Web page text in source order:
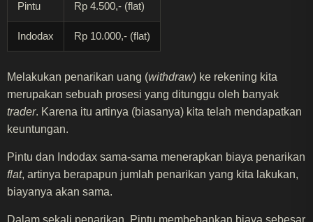
Pintu Rp 4.500,- (flat)
Indodax Rp 10.000,- (flat)
Melakukan penarikan uang (withdraw) ke rekening kita
merupakan sebuah prosesi yang ditunggu oleh banyak
trader. Karena itu artinya (biasanya) kita telah mendapatkan
keuntungan.
Pintu dan Indodax sama-sama menerapkan biaya penarikan
flat, artinya berapapun jumlah penarikan yang kita lakukan,
biayanya akan sama.